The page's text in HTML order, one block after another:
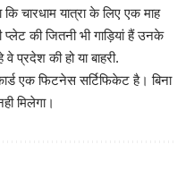
चारधाम यात्रा के लिए एक माह
प्लेट की जितनी भी गाड़ियां हैं उनके
वे प्रदेश की हो या बाहरी.
एक फिटनेस सर्टिफिकेट है। बिना
मिलेगा।